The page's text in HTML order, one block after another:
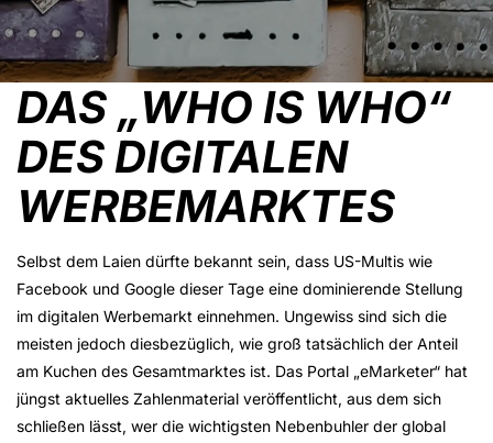
DAS „WHO IS WHO“
DES DIGITALEN
WERBEMARKTES
Selbst dem Laien dürfte bekannt sein, dass US-Multis wie
Facebook und Google dieser Tage eine dominierende Stellung
im digitalen Werbemarkt einnehmen. Ungewiss sind sich die
meisten jedoch diesbezüglich, wie groß tatsächlich der Anteil
am Kuchen des Gesamtmarktes ist. Das Portal „eMarketer“ hat
jüngst aktuelles Zahlenmaterial veröffentlicht, aus dem sich
schließen lässt, wer die wichtigsten Nebenbuhler der global